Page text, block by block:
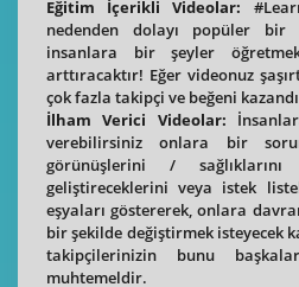
Eğitim İçerikli Videolar:
nedenden dolayı popüler bir
insanlara bir şeyler
arttıracaktır! Eğer videonuz
çok fazla takipçi ve beğeni
İlham Verici Videolar:
verebilirsiniz onlara bir
görünüşlerini /
geliştireceklerini veya istek
eşyaları göstererek, onlara
bir şekilde değiştirmek isteyecek
takipçilerinizin bunu
muhtemeldir.